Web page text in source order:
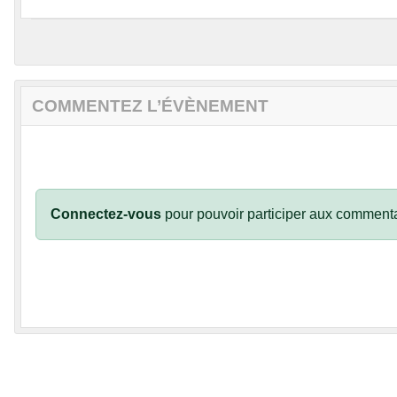
COMMENTEZ L’ÉVÈNEMENT
Connectez-vous pour pouvoir participer aux